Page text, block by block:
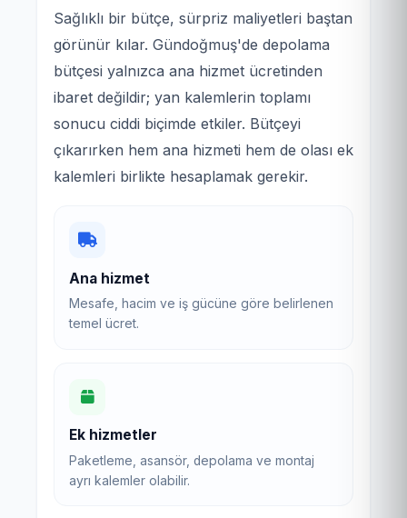
Sağlıklı bir bütçe, sürpriz maliyetleri baştan
görünür kılar. Gündoğmuş'de depolama
bütçesi yalnızca ana hizmet ücretinden
ibaret değildir; yan kalemlerin toplamı
sonucu ciddi biçimde etkiler. Bütçeyi
çıkarırken hem ana hizmeti hem de olası ek
kalemleri birlikte hesaplamak gerekir.
Ana hizmet
Mesafe, hacim ve iş gücüne göre belirlenen
temel ücret.
Ek hizmetler
Paketleme, asansör, depolama ve montaj
ayrı kalemler olabilir.